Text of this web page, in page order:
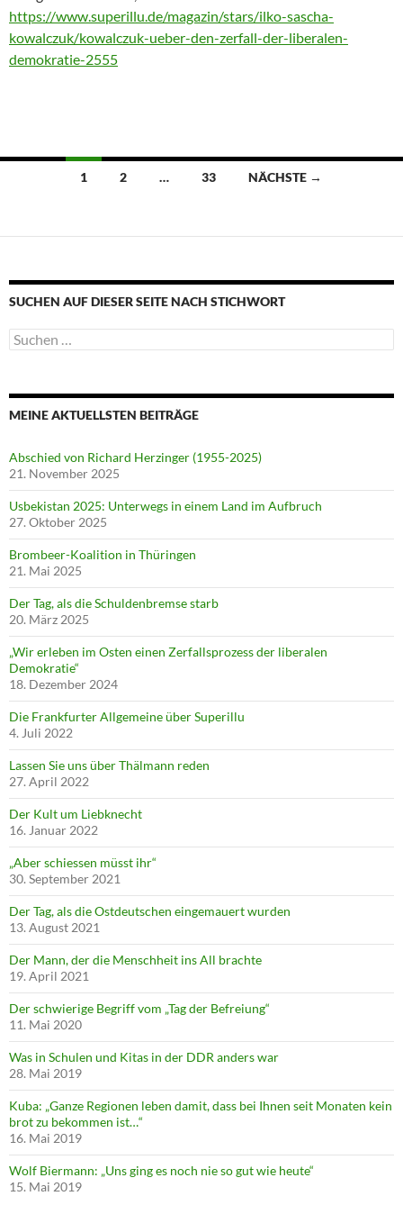
https://www.superillu.de/magazin/stars/ilko-sascha-
kowalczuk/kowalczuk-ueber-den-zerfall-der-liberalen-
demokratie-2555
Beitragsnavigation
1 2 … 33 NÄCHSTE →
SUCHEN AUF DIESER SEITE NACH STICHWORT
Suche
nach:
MEINE AKTUELLSTEN BEITRÄGE
Abschied von Richard Herzinger (1955-2025)
21. November 2025
Usbekistan 2025: Unterwegs in einem Land im Aufbruch
27. Oktober 2025
Brombeer-Koalition in Thüringen
21. Mai 2025
Der Tag, als die Schuldenbremse starb
20. März 2025
„Wir erleben im Osten einen Zerfallsprozess der liberalen
Demokratie“
18. Dezember 2024
Die Frankfurter Allgemeine über Superillu
4. Juli 2022
Lassen Sie uns über Thälmann reden
27. April 2022
Der Kult um Liebknecht
16. Januar 2022
„Aber schiessen müsst ihr“
30. September 2021
Der Tag, als die Ostdeutschen eingemauert wurden
13. August 2021
Der Mann, der die Menschheit ins All brachte
19. April 2021
Der schwierige Begriff vom „Tag der Befreiung“
11. Mai 2020
Was in Schulen und Kitas in der DDR anders war
28. Mai 2019
Kuba: „Ganze Regionen leben damit, dass bei Ihnen seit Monaten kein
brot zu bekommen ist…“
16. Mai 2019
Wolf Biermann: „Uns ging es noch nie so gut wie heute“
15. Mai 2019